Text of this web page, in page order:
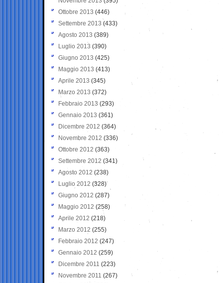
Ottobre 2013 (446)
Settembre 2013 (433)
Agosto 2013 (389)
Luglio 2013 (390)
Giugno 2013 (425)
Maggio 2013 (413)
Aprile 2013 (345)
Marzo 2013 (372)
Febbraio 2013 (293)
Gennaio 2013 (361)
Dicembre 2012 (364)
Novembre 2012 (336)
Ottobre 2012 (363)
Settembre 2012 (341)
Agosto 2012 (238)
Luglio 2012 (328)
Giugno 2012 (287)
Maggio 2012 (258)
Aprile 2012 (218)
Marzo 2012 (255)
Febbraio 2012 (247)
Gennaio 2012 (259)
Dicembre 2011 (223)
Novembre 2011 (267)